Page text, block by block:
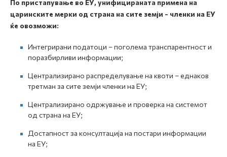
По пристапување во ЕУ, унифицираната примена на
царинските мерки од страна на сите земји - членки на ЕУ
ќе овозможи:
Интегрирани податоци – поголема транспарентност и
поразбирливи информации;
Централизирано распределување на квоти – еднаков
третман за сите земји членки на ЕУ;
Централизирано одржување и проверка на системот
од страна на ЕУ;
Достапност за консултација на постари информации
на ЕУ;